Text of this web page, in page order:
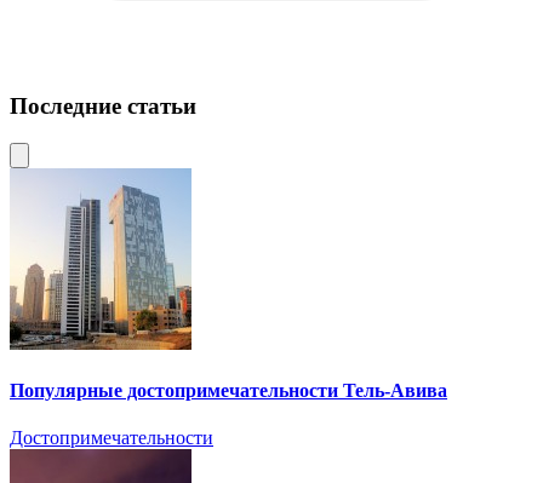
Последние статьи
Популярные достопримечательности Тель-Авива
Достопримечательности